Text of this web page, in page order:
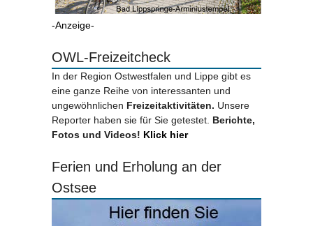
-Anzeige-
OWL-Freizeitcheck
In der Region Ostwestfalen und Lippe gibt es
eine ganze Reihe von interessanten und
ungewöhnlichen Freizeitaktivitäten. Unsere
Reporter haben sie für Sie getestet. Berichte,
Fotos und Videos! Klick hier
Ferien und Erholung an der
Ostsee